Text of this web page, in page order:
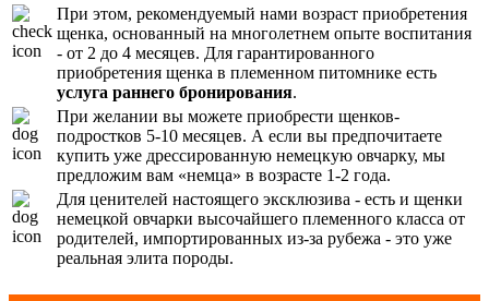
При этом, рекомендуемый нами возраст приобретения
щенка, основанный на многолетнем опыте воспитания
- от 2 до 4 месяцев. Для гарантированного
приобретения щенка в племенном питомнике есть
услуга раннего бронирования.
При желании вы можете приобрести щенков-
подростков 5-10 месяцев. А если вы предпочитаете
купить уже дрессированную немецкую овчарку, мы
предложим вам «немца» в возрасте 1-2 года.
Для ценителей настоящего эксклюзива - есть и щенки
немецкой овчарки высочайшего племенного класса от
родителей, импортированных из-за рубежа - это уже
реальная элита породы.